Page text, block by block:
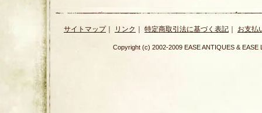
サイトマップ｜ リンク ｜ 特定商取引法に基づく表記 ｜ お支払
Copyright (c) 2002-2009 EASE ANTIQUES &